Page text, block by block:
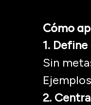
Cómo
1.
Sin
2.